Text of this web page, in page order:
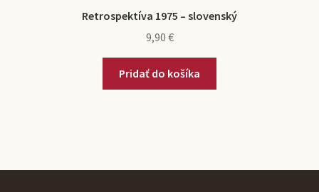
Retrospektíva 1975 – slovenský
9,90 €
Pridať do košíka